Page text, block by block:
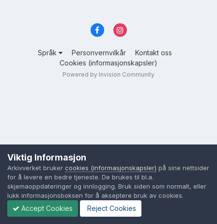
Språk Personvernvilkår
Kontakt oss
Cookies (informasjonskapsler)
Powered by Invision Community
Viktig Informasjon
Arkivverket bruker cookies (informasjonskapsler) på sine nettsider
for å levere en bedre tjeneste. De brukes til bl.a.
skjemaoppdateringer og innlogging. Bruk siden som normalt, eller
lukk informasjonsboksen for å akseptere bruk av cookies.
Accept Cookies Reject Cookies